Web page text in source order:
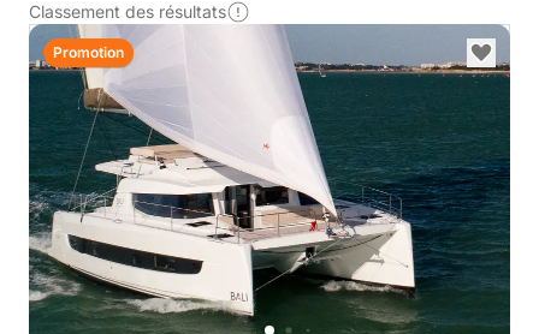
Classement des résultats
Promotion